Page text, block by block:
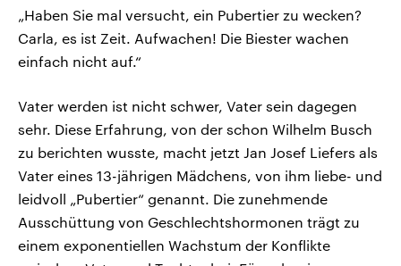
„Haben Sie mal versucht, ein Pubertier zu wecken?
Carla, es ist Zeit. Aufwachen! Die Biester wachen
einfach nicht auf.“
Vater werden ist nicht schwer, Vater sein dagegen
sehr. Diese Erfahrung, von der schon Wilhelm Busch
zu berichten wusste, macht jetzt Jan Josef Liefers als
Vater eines 13-jährigen Mädchens, von ihm liebe- und
leidvoll „Pubertier“ genannt. Die zunehmende
Ausschüttung von Geschlechtshormonen trägt zu
einem exponentiellen Wachstum der Konflikte